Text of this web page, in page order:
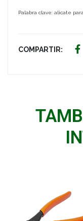
Palabra clave: alicate
COMPARTIR: